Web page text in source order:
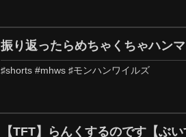
振り返ったらめちゃくちゃハン
♯shorts #mhws ♯モンハンワイルズ
【TFT】らんくするのです【ぶい